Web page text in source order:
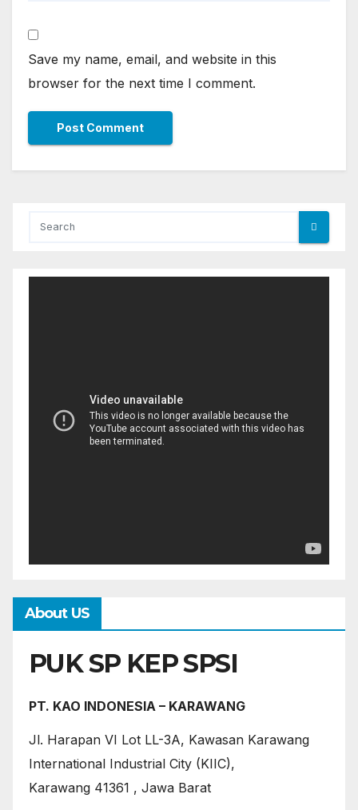
Save my name, email, and website in this
browser for the next time I comment.
About US
PUK SP KEP SPSI
PT. KAO INDONESIA – KARAWANG
Jl. Harapan VI Lot LL-3A, Kawasan Karawang
International Industrial City (KIIC),
Karawang 41361 , Jawa Barat